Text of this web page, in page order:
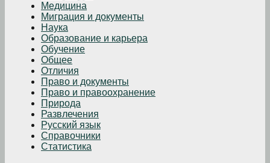
Медицина
Миграция и документы
Наука
Образование и карьера
Обучение
Общее
Отличия
Право и документы
Право и правоохранение
Природа
Развлечения
Русский язык
Справочники
Статистика